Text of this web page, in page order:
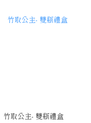
竹取公主- 雙瓶禮盒